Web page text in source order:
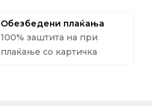
Обезбедени плаќања
100% заштита на при
плаќање со картичка